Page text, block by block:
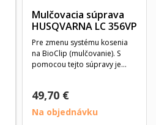
Mulčovacia súprava
HUSQVARNA LC 356VP
Pre zmenu systému kosenia
na BioClip (mulčovanie). S
pomocou tejto súpravy je
49,70 €
Na objednávku